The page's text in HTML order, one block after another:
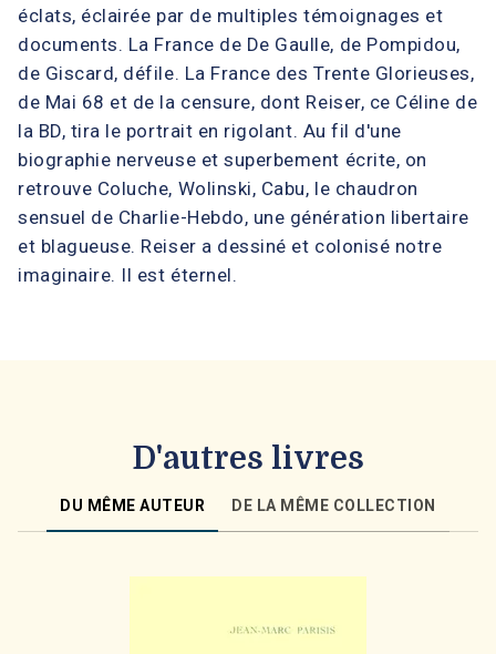
éclats, éclairée par de multiples témoignages et
documents. La France de De Gaulle, de Pompidou,
de Giscard, défile. La France des Trente Glorieuses,
de Mai 68 et de la censure, dont Reiser, ce Céline de
la BD, tira le portrait en rigolant. Au fil d'une
biographie nerveuse et superbement écrite, on
retrouve Coluche, Wolinski, Cabu, le chaudron
sensuel de Charlie-Hebdo, une génération libertaire
et blagueuse. Reiser a dessiné et colonisé notre
imaginaire. Il est éternel.
D'autres livres
DU MÊME AUTEUR DE LA MÊME COLLECTION